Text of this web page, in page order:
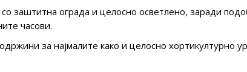
заштитна ограда и целосно осветлено, заради
часови.
за најмалите како и целосно хортикултурно